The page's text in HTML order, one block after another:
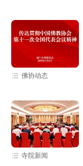
佛协动态
寺院新闻